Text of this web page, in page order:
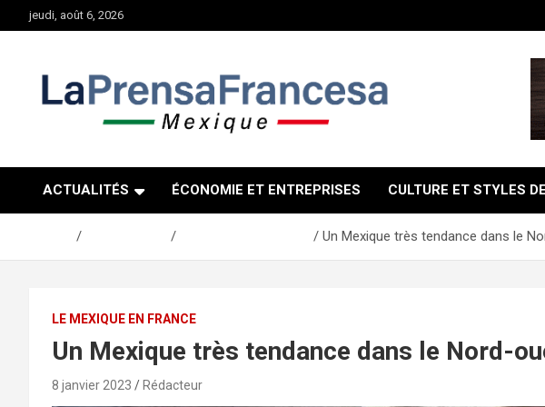
au
jeudi, août 6, 2026
ACTUALITÉS ÉCONOMIE ET ENTREPRISES CULTURE ET STYLES
Un Mexique très tendance dans le
LE MEXIQUE EN FRANCE
Un Mexique très tendance dans le Nord-
8 janvier 2023 Rédacteur